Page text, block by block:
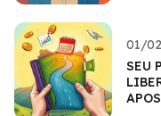
01/
SEU